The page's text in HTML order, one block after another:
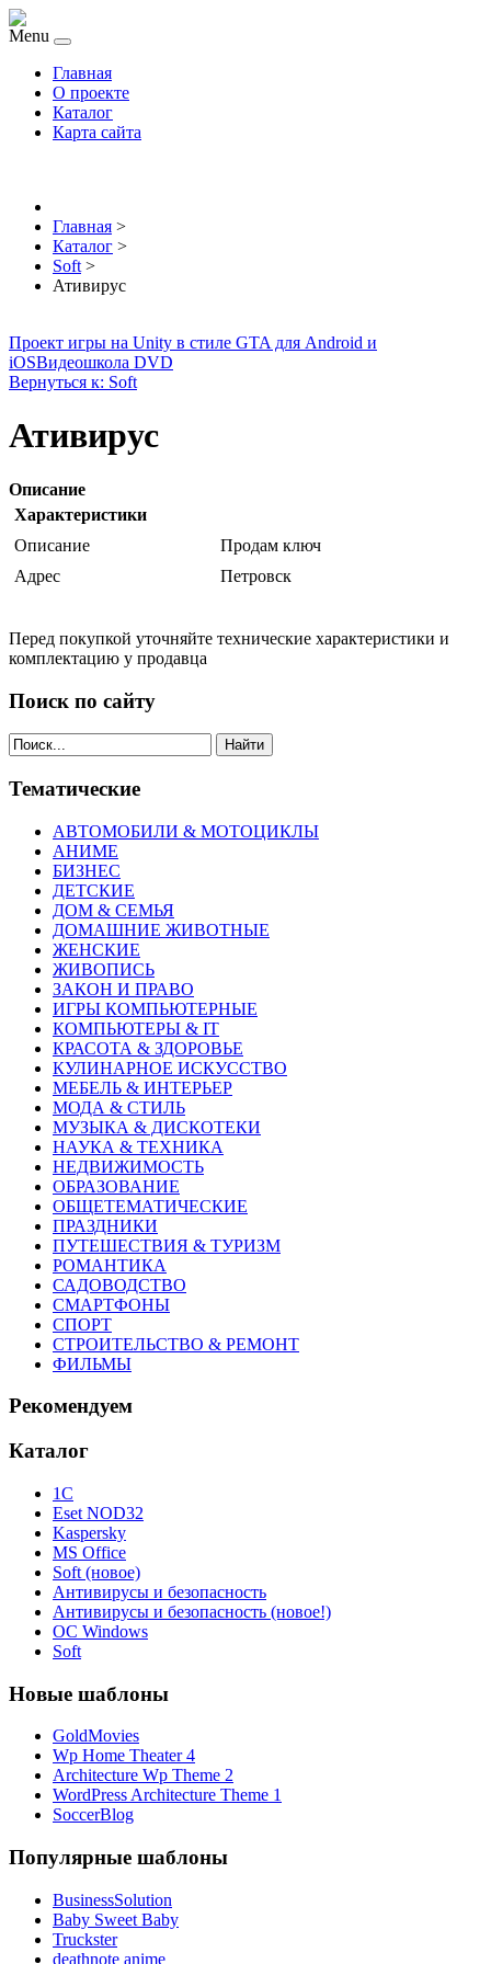
Menu
Главная
О проекте
Каталог
Карта сайта
Главная >
Каталог >
Soft >
Ативирус
Проект игры на Unity в стиле GTA для Android и
iOSВидеошкола DVD
Вернуться к: Soft
Ативирус
Описание
Характеристики
Описание
Продам ключ
Адрес
Петровск
Перед покупкой уточняйте технические характеристики и
комплектацию у продавца
Поиск по сайту
Найти
Тематические
АВТОМОБИЛИ & МОТОЦИКЛЫ
АНИМЕ
БИЗНЕС
ДЕТСКИЕ
ДОМ & СЕМЬЯ
ДОМАШНИЕ ЖИВОТНЫЕ
ЖЕНСКИЕ
ЖИВОПИСЬ
ЗАКОН И ПРАВО
ИГРЫ КОМПЬЮТЕРНЫЕ
КОМПЬЮТЕРЫ & IT
КРАСОТА & ЗДОРОВЬЕ
КУЛИНАРНОЕ ИСКУССТВО
МЕБЕЛЬ & ИНТЕРЬЕР
МОДА & СТИЛЬ
МУЗЫКА & ДИСКОТЕКИ
НАУКА & ТЕХНИКА
НЕДВИЖИМОСТЬ
ОБРАЗОВАНИЕ
ОБЩЕТЕМАТИЧЕСКИЕ
ПРАЗДНИКИ
ПУТЕШЕСТВИЯ & ТУРИЗМ
РОМАНТИКА
САДОВОДСТВО
СМАРТФОНЫ
СПОРТ
СТРОИТЕЛЬСТВО & РЕМОНТ
ФИЛЬМЫ
Рекомендуем
Каталог
1С
Eset NOD32
Kaspersky
MS Office
Soft (новое)
Антивирусы и безопасность
Антивирусы и безопасность (новое!)
ОС Windows
Soft
Новые шаблоны
GoldMovies
Wp Home Theater 4
Architecture Wp Theme 2
WordPress Architecture Theme 1
SoccerBlog
Популярные шаблоны
BusinessSolution
Baby Sweet Baby
Truckster
deathnote anime